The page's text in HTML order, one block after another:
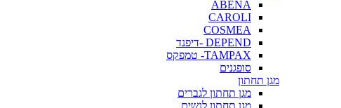
ABENA
CAROLI
COSMEA
DEPEND -דיפנד
TAMPAX- טמפקס
סופגנים
מגן תחתון
מגן תחתון לגברים
מגן תחתון לנשים